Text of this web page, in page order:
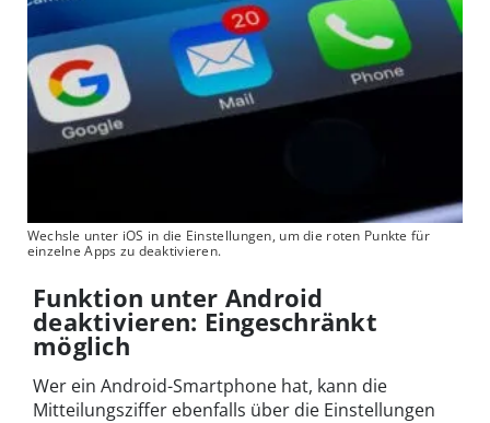
Wechsle unter iOS in die Einstellungen, um die roten Punkte für
einzelne Apps zu deaktivieren.
Funktion unter Android
deaktivieren: Eingeschränkt
möglich
Wer ein Android-Smartphone hat, kann die
Mitteilungsziffer ebenfalls über die Einstellungen